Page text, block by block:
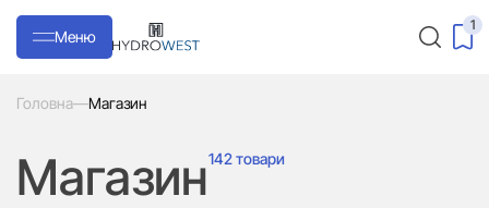
Меню
1
Головна—Магазин
Магазин142 товари